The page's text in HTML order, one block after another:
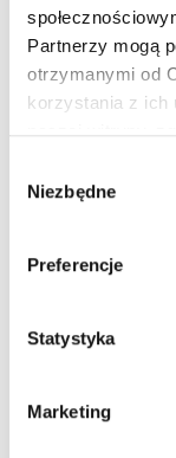
Partnerzy mogą
otrzymanymi od
korzystania z ich
zgody
Niezbędne
Preferencje
Statystyka
Marketing